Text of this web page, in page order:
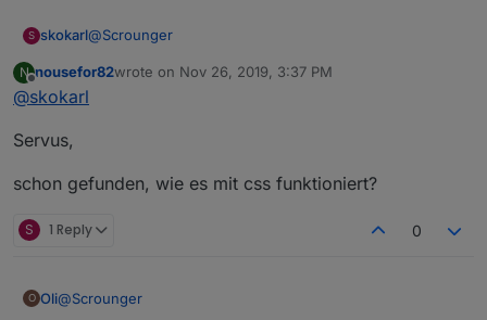
S skokarl@Scrounger
sag mal...... könnte man bei der Top App Bar noch ne
N
Offline
nousefor82wrote on Nov 26, 2019, 3:37 PM
last edited by
@skokarl
Servus,
schon gefunden, wie es mit css funktioniert?
S 1 Reply 0
O Oli@Scrounger